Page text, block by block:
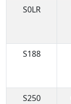
S0LR
S188
S250